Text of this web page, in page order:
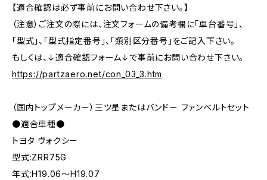
【適合確認は必ず事前にお問い合わせ下さい。】
（注意）ご注文の際には、注文フォームの備考欄に「車台番号」、
「型式」、「型式指定番号」、「類別区分番号」をご記入下さい。
もしくは、↓適合確認フォーム↓で事前にお問い合わせ下さい。
https://partzaero.net/con_03_3.htm
（国内トップメーカー）三ツ星またはバンドー ファンベルトセット
●適合車種●
トヨタ ヴォクシー
型式:ZRR75G
年式:H19.06～H19.07